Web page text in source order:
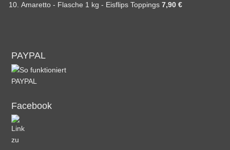
Amaretto - Flasche 1 kg - Eisflips Toppings7,90 €
PAYPAL
Facebook